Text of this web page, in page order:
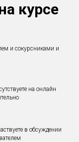
курсе
и сокурсниками и
на онлайн
в обсуждении